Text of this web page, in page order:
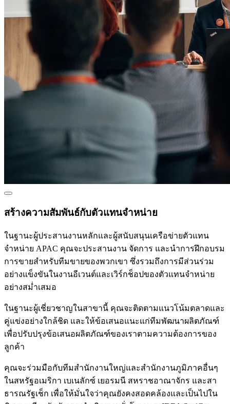
สร้างความสัมพันธ์กับตัวแทนจำหน่าย
ในฐานะผู้ประสานงานหลักและผู้สนับสนุนเครือข่ายตัวแทน
จำหน่าย APAC คุณจะประสานงาน จัดการ และนำการฝึกอบรม
การขายสำหรับทีมขายของพวกเขา ซึ่งรวมถึงการมีส่วนร่วม
อย่างแข็งขันในงานอีเวนต์และเวิร์กช็อปของตัวแทนจำหน่าย
อย่างสม่ำเสมอ
ในฐานะผู้เชี่ยวชาญในสาขานี้ คุณจะติดตามแนวโน้มตลาดและ
คู่แข่งอย่างใกล้ชิด และให้ข้อเสนอแนะแก่ทีมพัฒนาผลิตภัณฑ์
เพื่อปรับปรุงข้อเสนอผลิตภัณฑ์ของเราตามความต้องการของ
ลูกค้า
คุณจะร่วมมือกับทีมสำนักงานใหญ่และสำนักงานภูมิภาคอื่นๆ
ในสหรัฐอเมริกา เบเนลักซ์ เยอรมนี สหราชอาณาจักร และสา
ธารณรัฐเช็ก เพื่อให้มั่นใจว่าคุณยังคงสอดคล้องและเป็นไปใน